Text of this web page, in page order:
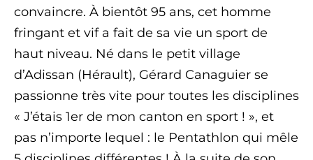
convaincre. À bientôt 95 ans, cet homme
fringant et vif a fait de sa vie un sport de
haut niveau. Né dans le petit village
d’Adissan (Hérault), Gérard Canaguier se
passionne très vite pour toutes les disciplines
« J’étais 1er de mon canton en sport ! », et
pas n’importe lequel : le Pentathlon qui mêle